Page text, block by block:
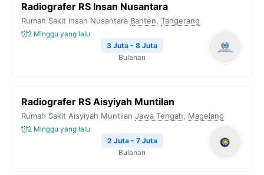
Radiografer RS Insan Nusantara
Rumah Sakit Insan Nusantara Banten, Tangerang
2 Minggu yang lalu
3 Juta - 8 Juta
Bulanan
Radiografer RS Aisyiyah Muntilan
Rumah Sakit Aisyiyah Muntilan Jawa Tengah, Magelang
2 Minggu yang lalu
2 Juta - 7 Juta
Bulanan